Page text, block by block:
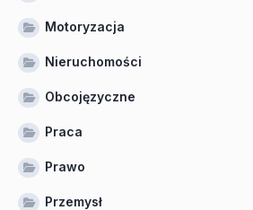
Motoryzacja
Nieruchomości
Obcojęzyczne
Praca
Prawo
Przemysł